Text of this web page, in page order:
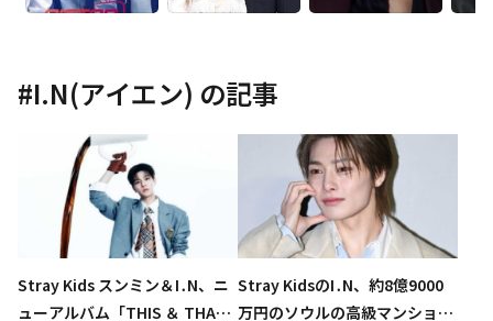
#I.N(アイエン) の記事
Stray Kids スンミン＆I․N、ニ
ューアルバム「THIS ＆ THA
Stray KidsのI․N、約8億9000
万円のソウルの高級マンション